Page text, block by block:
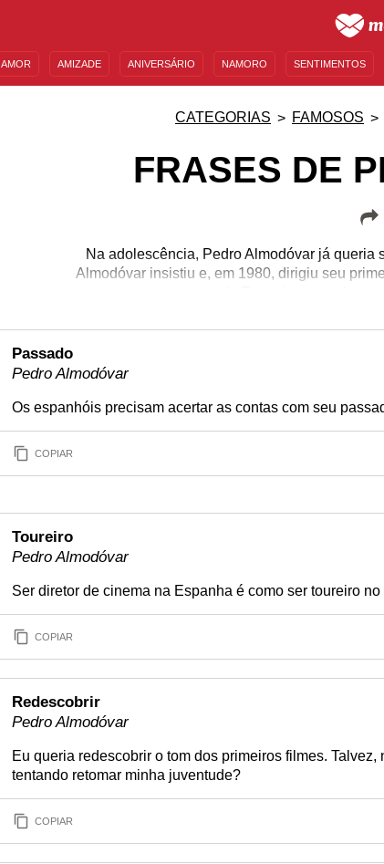
AMOR AMIZADE ANIVERSÁRIO NAMORO SENTIMENTOS
CATEGORIAS FAMOSOS
FRASES DE
Na adolescência, Pedro Almodóvar já queria
Almodóvar insistiu e, em 1980, dirigiu seu
da Espanha e um dos
Passado
Pedro Almodóvar
Os espanhóis precisam acertar as contas com seu
COPIAR
Toureiro
Pedro Almodóvar
Ser diretor de cinema na Espanha é como ser toureiro no
COPIAR
Redescobrir
Pedro Almodóvar
Eu queria redescobrir o tom dos primeiros filmes.
tentando retomar minha juventude?
COPIAR